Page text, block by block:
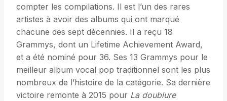
compter les compilations. Il est l’un des rares
artistes à avoir des albums qui ont marqué
chacune des sept décennies. Il a reçu 18
Grammys, dont un Lifetime Achievement Award,
et a été nominé pour 36. Ses 13 Grammys pour le
meilleur album vocal pop traditionnel sont les plus
nombreux de l’histoire de la catégorie. Sa dernière
victoire remonte à 2015 pour La doublure